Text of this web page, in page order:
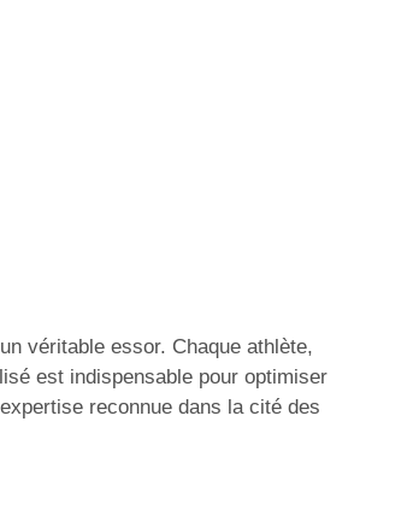
véritable essor. Chaque athlète,
est indispensable pour optimiser
reconnue dans la cité des